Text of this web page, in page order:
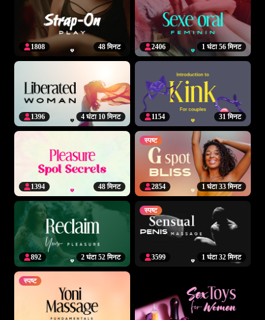
48 मिनट
1808 1 घंटा 56 मिनट
2406
4 घंटा 10 मिनट
1396 31 मिनट
1154
48 मिनट
1394
स्पष्ट
1 घंटा 33 मिनट
2854
2 घंटा 52 मिनट
892
स्पष्ट
1 घंटा 32 मिनट
3599
स्पष्ट